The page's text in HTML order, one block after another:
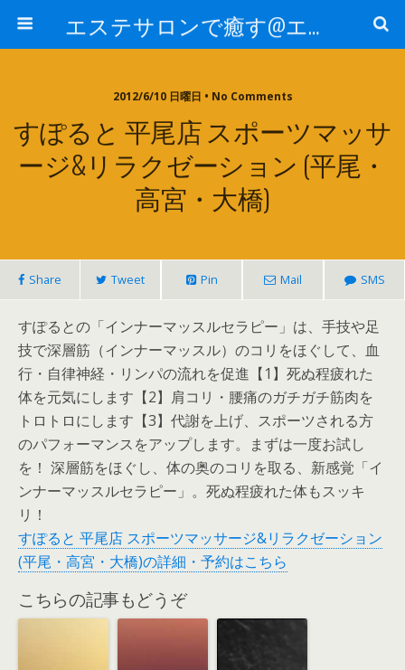
エステサロンで癒す@エステ～全国エステ情報
2012/6/10 日曜日 • No Comments
すぽると 平尾店 スポーツマッサ
ージ&リラクゼーション (平尾・
高宮・大橋)
Share Tweet Pin Mail SMS
すぽるとの「インナーマッスルセラピー」は、手技や足
技で深層筋（インナーマッスル）のコリをほぐして、血
行・自律神経・リンパの流れを促進【1】死ぬ程疲れた
体を元気にします【2】肩コリ・腰痛のガチガチ筋肉を
トロトロにします【3】代謝を上げ、スポーツされる方
のパフォーマンスをアップします。まずは一度お試し
を！ 深層筋をほぐし、体の奥のコリを取る、新感覚「イ
ンナーマッスルセラピー」。死ぬ程疲れた体もスッキ
リ！
すぽると 平尾店 スポーツマッサージ&リラクゼーション
(平尾・高宮・大橋)の詳細・予約はこちら
こちらの記事もどうぞ